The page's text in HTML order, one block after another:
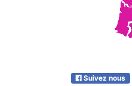
Suivez nous